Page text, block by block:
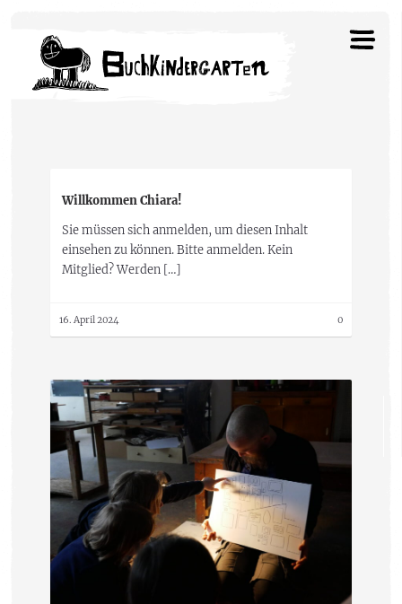
Willkommen Chiara!
Sie müssen sich anmelden, um diesen Inhalt
einsehen zu können. Bitte anmelden. Kein
Mitglied? Werden […]
16. April 2024 0